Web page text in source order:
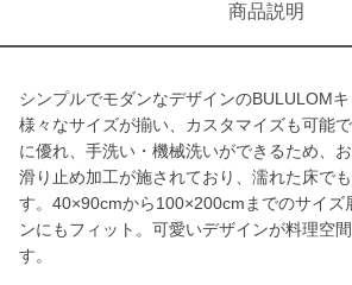
商品説明
シンプルでモダンなデザインのBULULOMキ
様々なサイズが揃い、カスタマイズも可能
に優れ、手洗い・機械洗いができるため、
滑り止め加工が施されており、濡れた床で
す。40×90cmから100×200cmまでのサイズ
ンにもフィット。可愛いデザインが料理空
す。